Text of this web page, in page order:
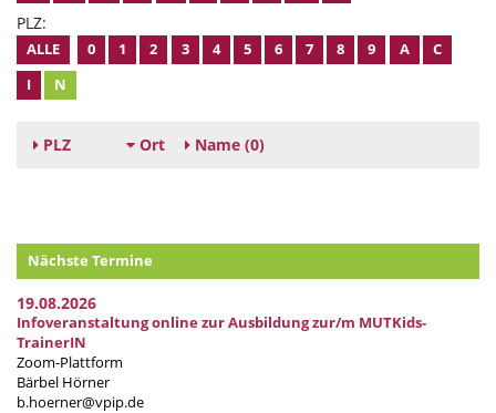
PLZ:
ALLE 0 1 2 3 4 5 6 7 8 9 A
C
I
N
PLZ Ort Name (0)
Nächste Termine
19.08.2026
Infoveranstaltung online zur Ausbildung zur/m MUTKids-
TrainerIN
Zoom-Plattform
Bärbel Hörner
b.hoerner@vpip.de